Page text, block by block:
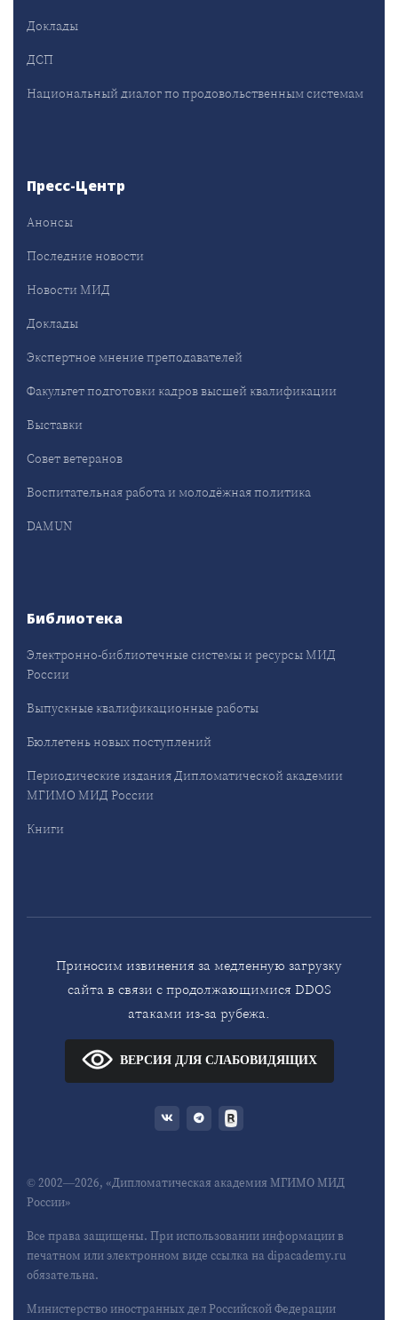
Доклады
ДСП
Национальный диалог по продовольственным системам
Пресс-Центр
Анонсы
Последние новости
Новости МИД
Доклады
Экспертное мнение преподавателей
Факультет подготовки кадров высшей квалификации
Выставки
Совет ветеранов
Воспитательная работа и молодёжная политика
DAMUN
Библиотека
Электронно-библиотечные системы и ресурсы МИД
России
Выпускные квалификационные работы
Бюллетень новых поступлений
Периодические издания Дипломатической академии
МГИМО МИД России
Книги
Приносим извинения за медленную загрузку
сайта в связи с продолжающимися DDOS
атаками из-за рубежа.
ВЕРСИЯ ДЛЯ СЛАБОВИДЯЩИХ
© 2002—2026, «Дипломатическая академия МГИМО МИД
России»
Все права защищены. При использовании информации в
печатном или электронном виде ссылка на dipacademy.ru
обязательна.
Министерство иностранных дел Российской Федерации